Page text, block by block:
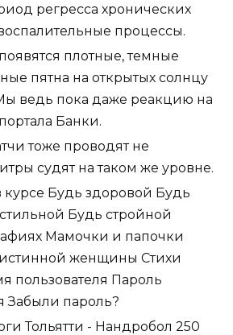
регресса хронических
процессы.
плотные, темные
пятна на открытых солнцу
ведь пока даже реакцию на
Банки.
тоже проводят не
судят на таком же уровне.
Будь здоровой Будь
Будь стройной
Мамочки и папочки
женщины Стихи
пользователя Пароль
Забыли пароль?
Тольятти - Нандробол 250